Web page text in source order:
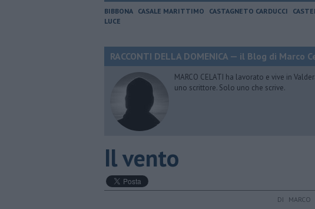
BIBBONA CASALE MARITTIMO CASTAGNETO CARDUCCI
LUCE
RACCONTI DELLA DOMENICA — il Blog di Marco
MARCO CELATI ha lavorato e vive in
uno scrittore. Solo uno che scrive.
Il vento
DI MARCO